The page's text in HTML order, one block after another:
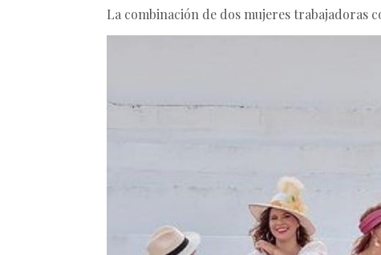
La combinación de dos mujeres trabajadoras